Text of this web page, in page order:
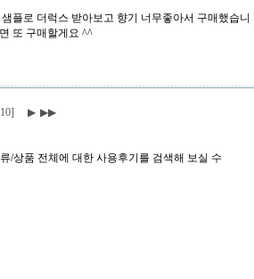
플로 더럭스 받아보고 향기 너무좋아서 구매했습니
또 구매할게요 ^^
▶ ▶▶
/상품 전체에 대한 사용후기를 검색해 보실 수